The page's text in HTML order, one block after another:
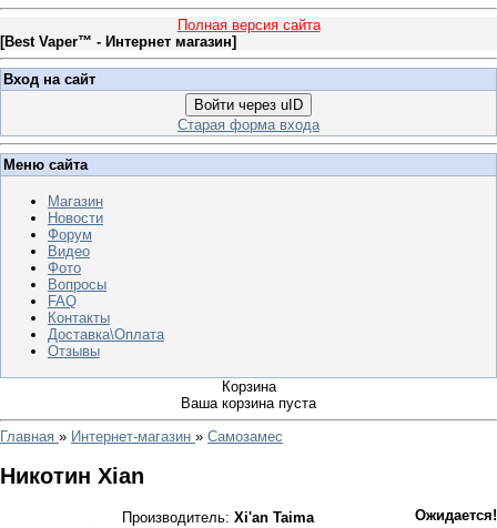
Полная версия сайта
[Best Vaper™ - Интернет магазин]
Вход на сайт
Войти через uID
Старая форма входа
Меню сайта
Магазин
Новости
Форум
Видео
Фото
Вопросы
FAQ
Контакты
Доставка\Оплата
Отзывы
Корзина
Ваша корзина пуста
Главная » Интернет-магазин » Самозамес
Никотин Xian
Производитель: Xi'an Taima
Ожидается!